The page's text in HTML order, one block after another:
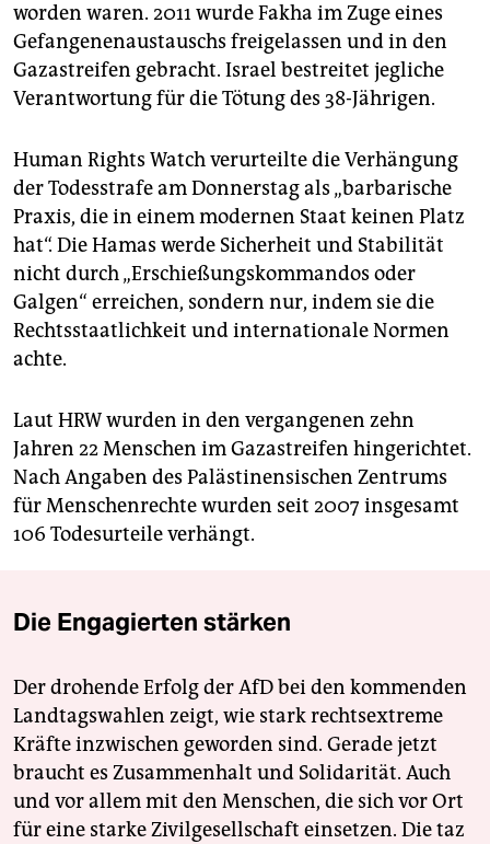
worden waren. 2011 wurde Fakha im Zuge eines
Gefangenenaustauschs freigelassen und in den
Gazastreifen gebracht. Israel bestreitet jegliche
Verantwortung für die Tötung des 38-Jährigen.
Human Rights Watch verurteilte die Verhängung
der Todesstrafe am Donnerstag als „barbarische
Praxis, die in einem modernen Staat keinen Platz
hat“. Die Hamas werde Sicherheit und Stabilität
nicht durch „Erschießungskommandos oder
Galgen“ erreichen, sondern nur, indem sie die
Rechtsstaatlichkeit und internationale Normen
achte.
Laut HRW wurden in den vergangenen zehn
Jahren 22 Menschen im Gazastreifen hingerichtet.
Nach Angaben des Palästinensischen Zentrums
für Menschenrechte wurden seit 2007 insgesamt
106 Todesurteile verhängt.
Die Engagierten stärken
Der drohende Erfolg der AfD bei den kommenden
Landtagswahlen zeigt, wie stark rechtsextreme
Kräfte inzwischen geworden sind. Gerade jetzt
braucht es Zusammenhalt und Solidarität. Auch
und vor allem mit den Menschen, die sich vor Ort
für eine starke Zivilgesellschaft einsetzen. Die taz